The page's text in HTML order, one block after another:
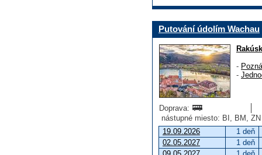
Putování údolím Wachau
-
-
Doprava:
nástupné miesto: BI, BM, ZN
19.09.2026
1 deň
02.05.2027
1 deň